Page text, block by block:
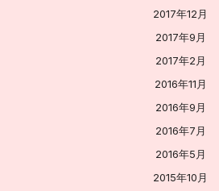
2017年12月
2017年9月
2017年2月
2016年11月
2016年9月
2016年7月
2016年5月
2015年10月